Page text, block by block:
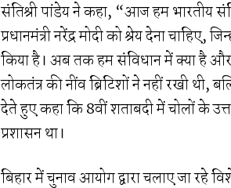
संतिश्री पांडेय ने कहा, “आज हम भारतीय
प्रधानमंत्री नरेंद्र मोदी को श्रेय देना
किया है। अब तक हम संविधान में क्या है
लोकतंत्र की नींव ब्रिटिशों ने नहीं रखी थी,
देते हुए कहा कि 8वीं शताबदी में चोलों के
प्रशासन था।
बिहार में चुनाव आयोग द्वारा चलाए जा